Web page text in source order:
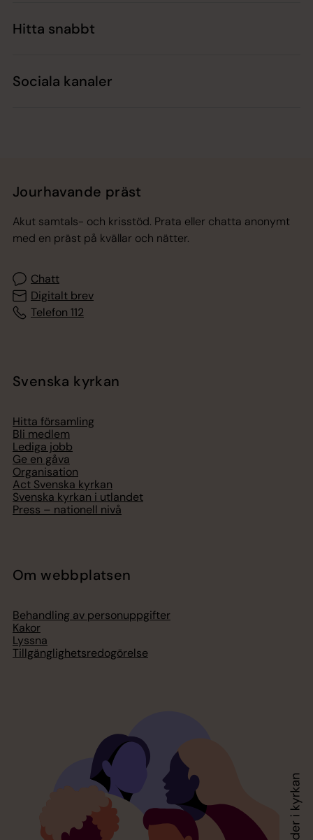
Hitta snabbt
Sociala kanaler
Jourhavande präst
Akut samtals- och krisstöd. Prata eller chatta anonymt
med en präst på kvällar och nätter.
Chatt
Digitalt brev
Telefon 112
Svenska kyrkan
Hitta församling
Bli medlem
Lediga jobb
Ge en gåva
Organisation
Act Svenska kyrkan
Svenska kyrkan i utlandet
Press – nationell nivå
Om webbplatsen
Behandling av personuppgifter
Kakor
Lyssna
Tillgänglighetsredogörelse